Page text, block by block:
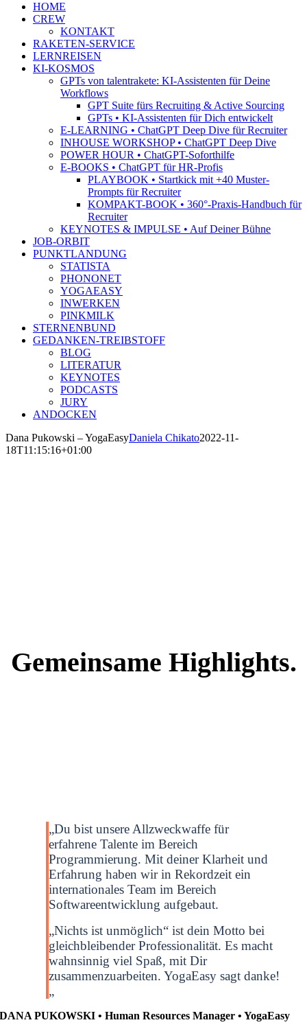
HOME
CREW
KONTAKT
RAKETEN-SERVICE
LERNREISEN
KI-KOSMOS
GPTs von talentrakete: KI-Assistenten für Deine
Workflows
GPT Suite fürs Recruiting & Active Sourcing
GPTs • KI-Assistenten für Dich entwickelt
E-LEARNING • ChatGPT Deep Dive für Recruiter
INHOUSE WORKSHOP • ChatGPT Deep Dive
POWER HOUR • ChatGPT-Soforthilfe
E-BOOKS • ChatGPT für HR-Profis
PLAYBOOK • Startkick mit +40 Muster-
Prompts für Recruiter
KOMPAKT-BOOK • 360°-Praxis-Handbuch für
Recruiter
KEYNOTES & IMPULSE • Auf Deiner Bühne
JOB-ORBIT
PUNKTLANDUNG
STATISTA
PHONONET
YOGAEASY
INWERKEN
PINKMILK
STERNENBUND
GEDANKEN-TREIBSTOFF
BLOG
LITERATUR
KEYNOTES
PODCASTS
JURY
ANDOCKEN
Dana Pukowski – YogaEasyDaniela Chikato2022-11-
18T11:15:16+01:00
Gemeinsame Highlights.
„Du bist unsere Allzweckwaffe für
erfahrene Talente im Bereich
Programmierung. Mit deiner Klarheit und
Erfahrung haben wir in Rekordzeit ein
internationales Team im Bereich
Softwareentwicklung aufgebaut.
„Nichts ist unmöglich“ ist dein Motto bei
gleichbleibender Professionalität. Es macht
wahnsinnig viel Spaß, mit Dir
zusammenzuarbeiten. YogaEasy sagt danke!
„
DANA PUKOWSKI • Human Resources Manager • YogaEasy